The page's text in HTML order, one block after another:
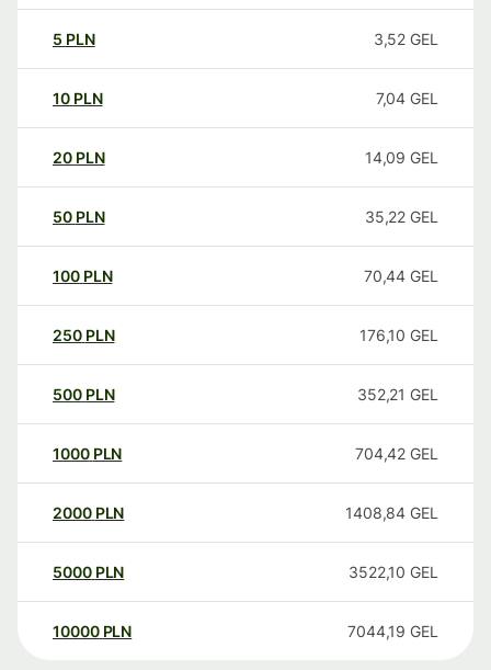
5 PLN 3,52 GEL
10 PLN 7,04 GEL
20 PLN 14,09 GEL
50 PLN 35,22 GEL
100 PLN 70,44 GEL
250 PLN 176,10 GEL
500 PLN 352,21 GEL
1000 PLN 704,42 GEL
2000 PLN 1408,84 GEL
5000 PLN 3522,10 GEL
10000 PLN 7044,19 GEL